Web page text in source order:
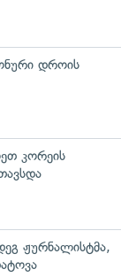
დროის
კორეის
ჟურნალისტმა,